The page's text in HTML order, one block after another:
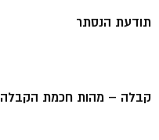
תודעת הנסתר
קבלה – מהות חכמת הקבלה